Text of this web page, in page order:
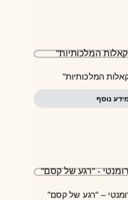
המלכותיות"
נוסף
– "רגע של קסם"